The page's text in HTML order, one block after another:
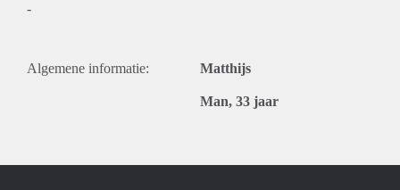
-
Algemene informatie: Matthijs
Man, 33 jaar